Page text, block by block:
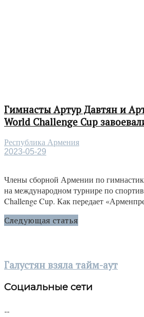
Гимнасты Артур Давтян и
World Challenge Cup
Республика Армения
2023-05-29
Члены сборной Армении по
на международном турнире по
Challenge Cup. Как передает
Следующая статья
Галустян взяла тайм-аут
Социальные сети